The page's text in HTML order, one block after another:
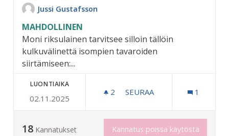
Jussi Gustafsson
MAHDOLLINEN
Moni riksulainen tarvitsee silloin tällöin
kulkuvälinettä isompien tavaroiden
siirtämiseen:...
LUONTIAIKA
02.11.2025
2 2 SEURAAJAA
SEURAA 1
18 Kannatukset Kannatus poissa käytöstä